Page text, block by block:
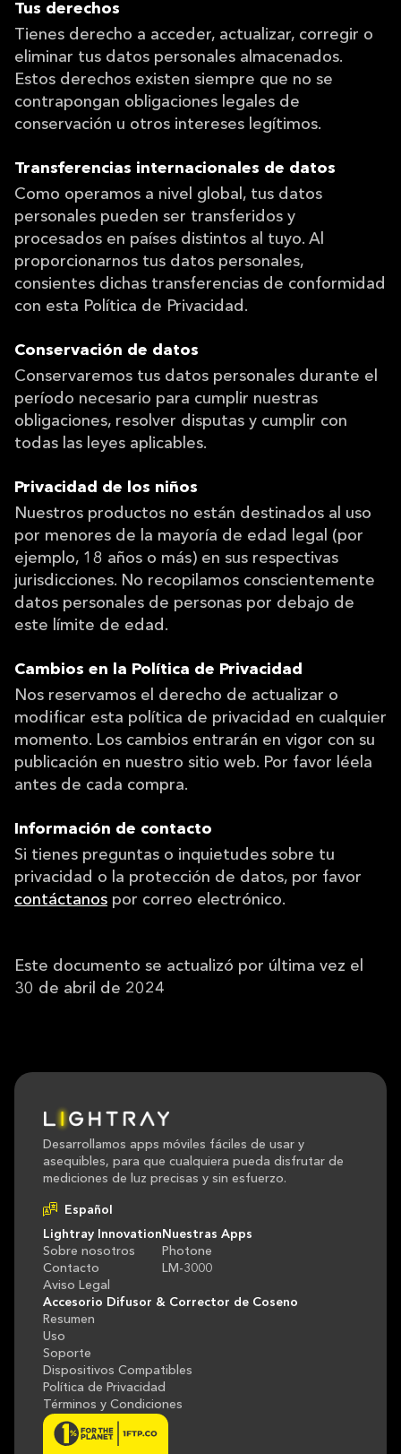
Tus derechos
Tienes derecho a acceder, actualizar, corregir o
eliminar tus datos personales almacenados.
Estos derechos existen siempre que no se
contrapongan obligaciones legales de
conservación u otros intereses legítimos.
Transferencias internacionales de datos
Como operamos a nivel global, tus datos
personales pueden ser transferidos y
procesados en países distintos al tuyo. Al
proporcionarnos tus datos personales,
consientes dichas transferencias de conformidad
con esta Política de Privacidad.
Conservación de datos
Conservaremos tus datos personales durante el
período necesario para cumplir nuestras
obligaciones, resolver disputas y cumplir con
todas las leyes aplicables.
Privacidad de los niños
Nuestros productos no están destinados al uso
por menores de la mayoría de edad legal (por
ejemplo, 18 años o más) en sus respectivas
jurisdicciones. No recopilamos conscientemente
datos personales de personas por debajo de
este límite de edad.
Cambios en la Política de Privacidad
Nos reservamos el derecho de actualizar o
modificar esta política de privacidad en cualquier
momento. Los cambios entrarán en vigor con su
publicación en nuestro sitio web. Por favor léela
antes de cada compra.
Información de contacto
Si tienes preguntas o inquietudes sobre tu
privacidad o la protección de datos, por favor
contáctanos por correo electrónico.
Este documento se actualizó por última vez el
30 de abril de 2024
Desarrollamos apps móviles fáciles de usar y
asequibles, para que cualquiera pueda disfrutar de
mediciones de luz precisas y sin esfuerzo.
Lightray Innovation
Sobre nosotros
Contacto
Aviso Legal
Nuestras Apps
Photone
LM-3000
Accesorio Difusor & Corrector de Coseno
Resumen
Uso
Soporte
Dispositivos Compatibles
Política de Privacidad
Términos y Condiciones